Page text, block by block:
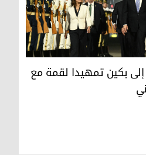
أزمة الطاقة وحرب إيران
بكين تمهيدا لقمة مع نظيره
بكين تمهيدا لقمة مع